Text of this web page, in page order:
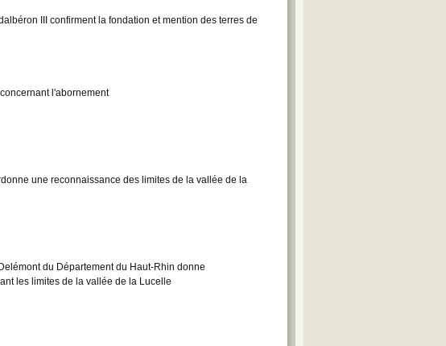
III confirment la fondation et mention des terres de
l'abornement
une reconnaissance des limites de la vallée de la
du Département du Haut-Rhin donne
les limites de la vallée de la Lucelle